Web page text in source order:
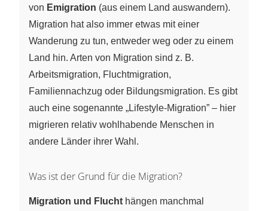
von Emigration (aus einem Land auswandern).
Migration hat also immer etwas mit einer
Wanderung zu tun, entweder weg oder zu einem
Land hin. Arten von Migration sind z. B.
Arbeitsmigration, Fluchtmigration,
Familiennachzug oder Bildungsmigration. Es gibt
auch eine sogenannte „Lifestyle-Migration” – hier
migrieren relativ wohlhabende Menschen in
andere Länder ihrer Wahl.
Was ist der Grund für die Migration?
Migration und Flucht hängen manchmal